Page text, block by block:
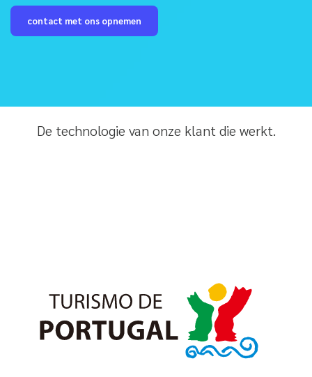
contact met ons opnemen
De technologie van onze klant die werkt.